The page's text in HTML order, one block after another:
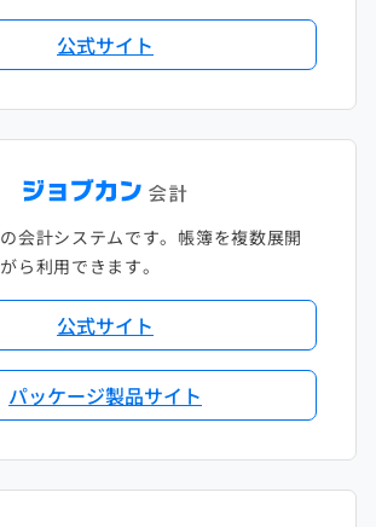
公式サイト
会計システムです。帳簿を複数展開
ら利用できます。
公式サイト
パッケージ製品サイト